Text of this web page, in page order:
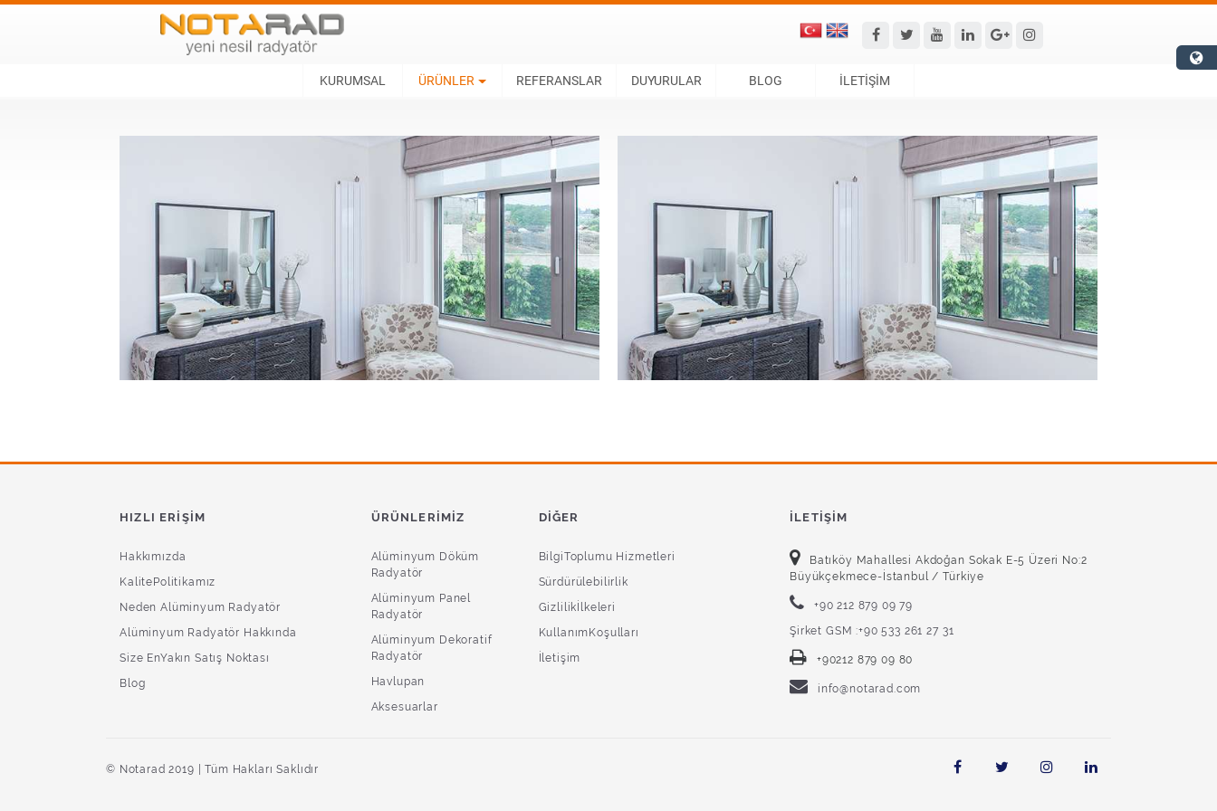
KURUMSAL ÜRÜNLER REFERANSLAR DUYURULAR BLOG İLETİŞİM
HIZLI ERIŞIM
Hakkımızda
KalitePolitikamız
Neden Alüminyum Radyatör
Alüminyum Radyatör Hakkında
Size EnYakın Satış Noktası
Blog
ÜRÜNLERIMIZ
Alüminyum Döküm
Radyatör
Alüminyum Panel
Radyatör
Alüminyum Dekoratif
Radyatör
Havlupan
Aksesuarlar
DIĞER
BilgiToplumu Hizmetleri
Sürdürülebilirlik
Gizlilikİlkeleri
KullanımKoşulları
İletişim
İLETIŞIM
Batıköy Mahallesi Akdoğan Sokak E-5 Üzeri No:2
Büyükçekmece-İstanbul / Türkiye
+90 212 879 09 79
Şirket GSM :+90 533 261 27 31
+90212 879 09 80
info@notarad.com
© Notarad 2019 | Tüm Hakları Saklıdır